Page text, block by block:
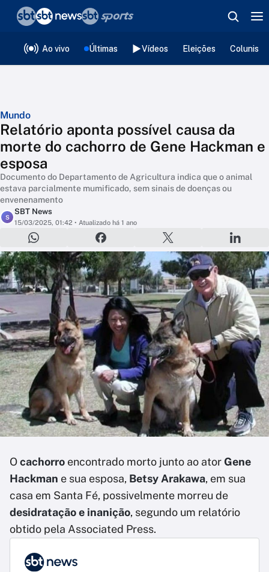
Ao vivo Últimas Vídeos Eleições
Mundo
Relatório aponta possível causa da
morte do cachorro de Gene Hackman e
esposa
Documento do Departamento de Agricultura indica que o animal
estava parcialmente mumificado, sem sinais de doenças ou
envenenamento
S
SBT News
15/03/2025, 01:42 • Atualizado há 1 ano
Ocachorro encontrado morto junto ao atorGene
Hackman e sua esposa, Betsy Arakawa, em sua
casa em Santa Fé, possivelmente morreu de
desidratação e inanição, segundo um relatório
obtido pela Associated Press.
❮voltar
Editorias